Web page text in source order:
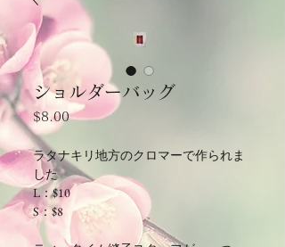
ショルダーバッグ
$8.00価
ラタナキリ地方のクロマーで作られま
した
L：$10
S：$8